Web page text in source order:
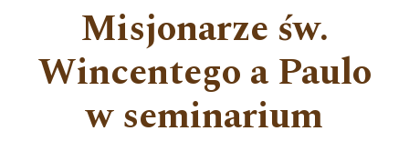
Misjonarze św.
Wincentego a Paulo
w seminarium